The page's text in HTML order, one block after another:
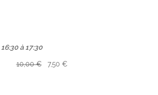
16:30 à 17:30
10,00 €7,50 €